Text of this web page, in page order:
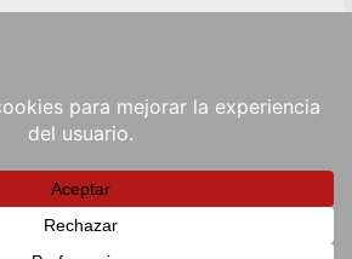
RadioViva FM. Powered by